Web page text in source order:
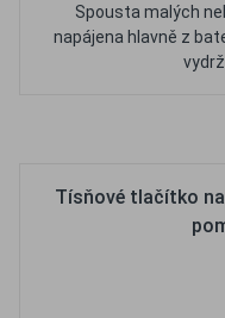
Spousta malých
napájena hlavně z
Tísňové tlačítko